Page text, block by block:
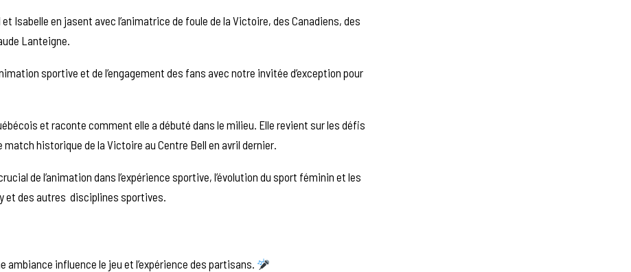
Isabelle en jasent avec l’animatrice de foule de la Victoire, des Canadiens, des
Lanteigne.
sportive et de l’engagement des fans avec notre invitée d’exception pour
et raconte comment elle a débuté dans le milieu. Elle revient sur les défis
historique de la Victoire au Centre Bell en avril dernier.
de l’animation dans l’expérience sportive, l’évolution du sport féminin et les
et des autres disciplines sportives.
ambiance influence le jeu et l’expérience des partisans.